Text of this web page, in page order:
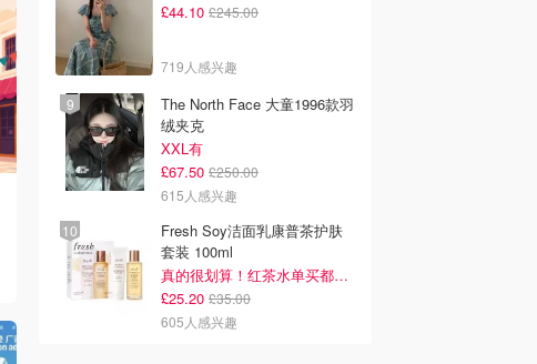
£44.10 £245.00
719人感兴趣
The North Face 大童1996款羽
绒夹克
XXL有
£67.50 £250.00
615人感兴趣
Fresh Soy洁面乳康普茶护肤
套装 100ml
真的很划算！红茶水单买都要£35！
£25.20 £35.00
605人感兴趣